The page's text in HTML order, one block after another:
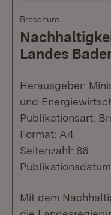
Broschüre
Landes
Herausgeber:
und
Publikationsart:
Format: A4
Seitenzahl: 86
Mit dem